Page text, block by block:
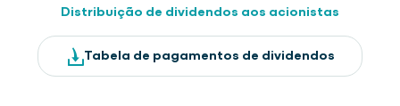
Distribuição de dividendos aos acionistas
Tabela de pagamentos de dividendos